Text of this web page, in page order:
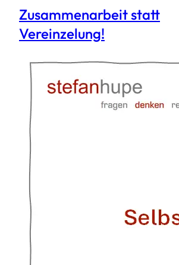
Zusammenarbeit statt
Vereinzelung!